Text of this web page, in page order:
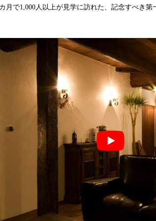
月で1,000人以上が見学に訪れた、記念すべき第